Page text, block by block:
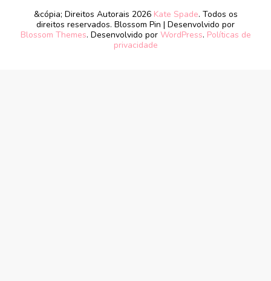
&cópia; Direitos Autorais 2026 Kate Spade. Todos os
direitos reservados. Blossom Pin | Desenvolvido por
Blossom Themes. Desenvolvido por WordPress. Políticas de
privacidade